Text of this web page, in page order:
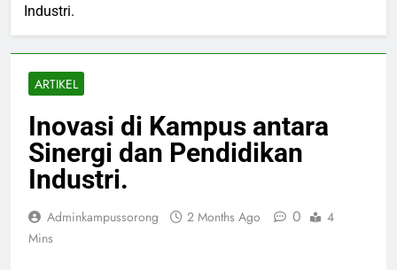
Industri.
ARTIKEL
Inovasi di Kampus antara
Sinergi dan Pendidikan
Industri.
Adminkampussorong 2 Months Ago 0
4
Mins